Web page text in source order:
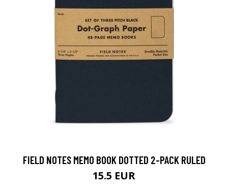
FIELD NOTES MEMO BOOK DOTTED 2-PACK RULED
15.5 EUR